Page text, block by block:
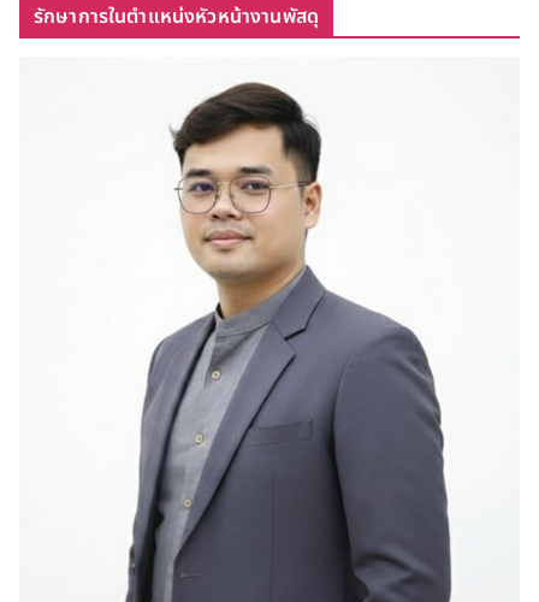
รักษาการในตำแหน่งหัวหน้างานพัสดุ